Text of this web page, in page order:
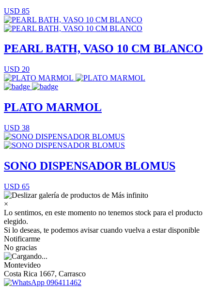
USD 85
PEARL BATH, VASO 10 CM BLANCO
USD 20
PLATO MARMOL
USD 38
SONO DISPENSADOR BLOMUS
USD 65
×
Lo sentimos, en este momento no tenemos stock para el producto
elegido.
Si lo deseas, te podemos avisar cuando vuelva a estar disponible
Notificarme
No gracias
Montevideo
Costa Rica 1667, Carrasco
096411462